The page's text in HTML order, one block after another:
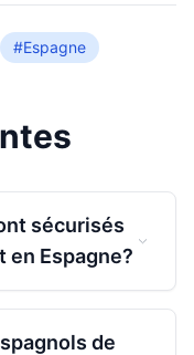
#Espagne
sécurisés
en Espagne?
de